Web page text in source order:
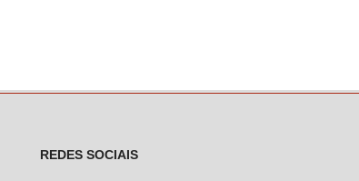
REDES SOCIAIS